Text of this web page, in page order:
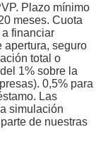
Plazo mínimo
meses. Cuota
financiar
apertura, seguro
total o
1% sobre la
0,5% para
Las
simulación
de nuestras